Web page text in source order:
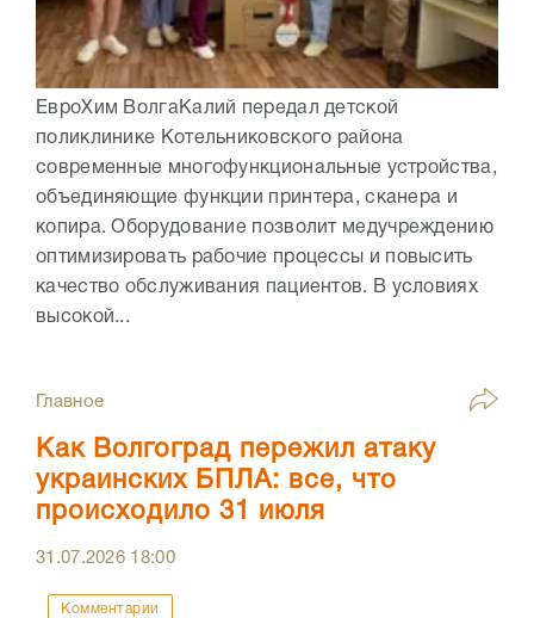
ЕвроХим ВолгаКалий передал детской
поликлинике Котельниковского района
современные многофункциональные устройства,
объединяющие функции принтера, сканера и
копира. Оборудование позволит медучреждению
оптимизировать рабочие процессы и повысить
качество обслуживания пациентов. В условиях
высокой...
Главное
Как Волгоград пережил атаку
украинских БПЛА: все, что
происходило 31 июля
31.07.2026 18:00
Комментарии